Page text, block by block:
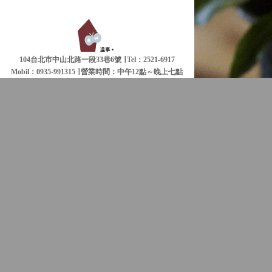
104台北市中山北路一段33巷6號 ∣ Tel：2521-6917
Mobil：0935-991315 ∣
營業時間：中午12點～晚上七點